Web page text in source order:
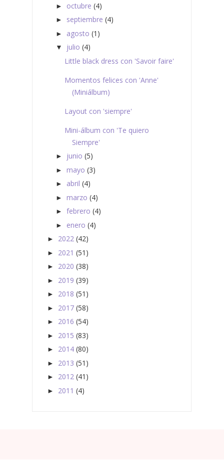
► octubre (4)
► septiembre (4)
► agosto (1)
▼ julio (4)
Little black dress con 'Savoir faire'
Momentos felices con 'Anne'
(Miniálbum)
Layout con 'siempre'
Mini-álbum con 'Te quiero
Siempre'
► junio (5)
► mayo (3)
► abril (4)
► marzo (4)
► febrero (4)
► enero (4)
► 2022 (42)
► 2021 (51)
► 2020 (38)
► 2019 (39)
► 2018 (51)
► 2017 (58)
► 2016 (54)
► 2015 (83)
► 2014 (80)
► 2013 (51)
► 2012 (41)
► 2011 (4)